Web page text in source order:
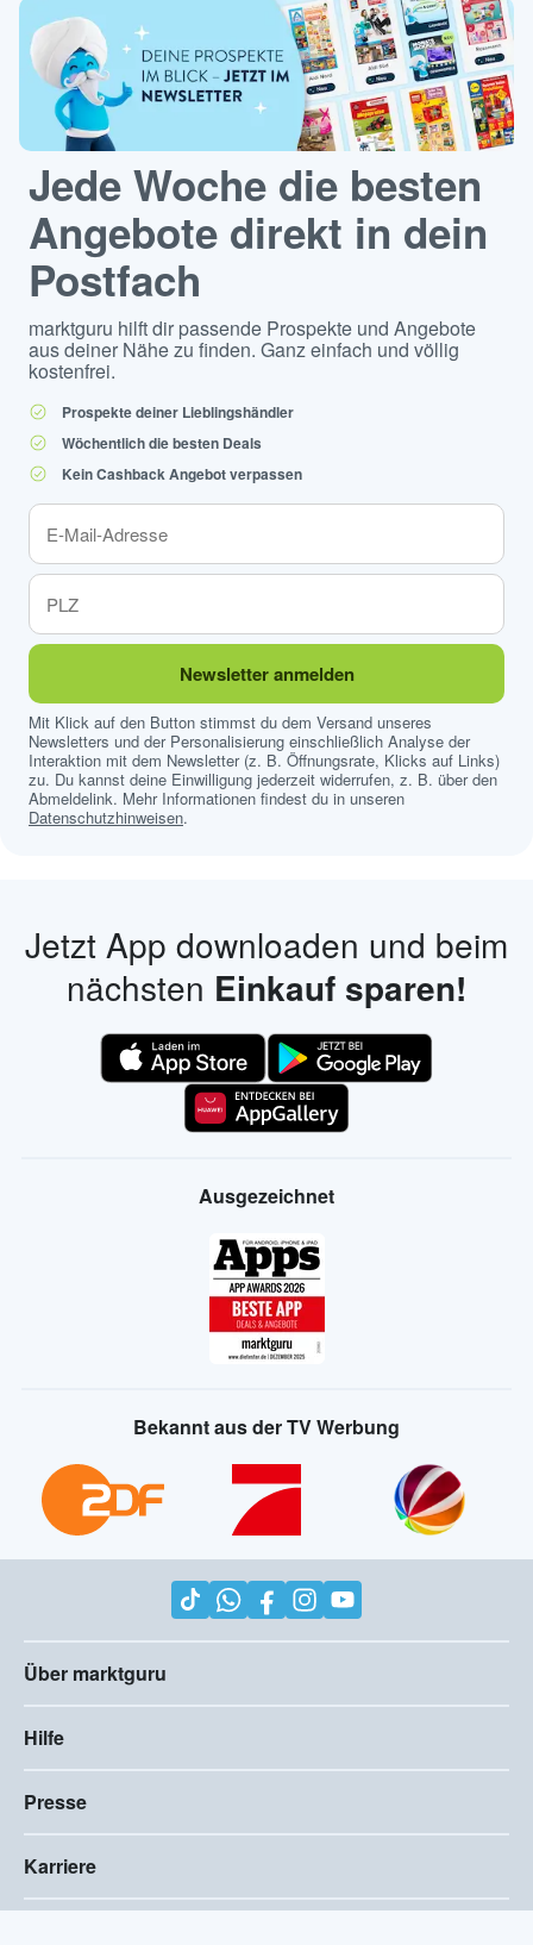
Jede Woche die besten
Angebote direkt in dein
Postfach
marktguru hilft dir passende Prospekte und Angebote
aus deiner Nähe zu finden. Ganz einfach und völlig
kostenfrei.
Prospekte deiner Lieblingshändler
Wöchentlich die besten Deals
Kein Cashback Angebot verpassen
Newsletter anmelden
Mit Klick auf den Button stimmst du dem Versand unseres
Newsletters und der Personalisierung einschließlich Analyse der
Interaktion mit dem Newsletter (z. B. Öffnungsrate, Klicks auf Links)
zu. Du kannst deine Einwilligung jederzeit widerrufen, z. B. über den
Abmeldelink. Mehr Informationen findest du in unseren
Datenschutzhinweisen.
Jetzt App downloaden und beim
nächsten Einkauf sparen!
Ausgezeichnet
Bekannt aus der TV Werbung
Über marktguru
Hilfe
Presse
Karriere